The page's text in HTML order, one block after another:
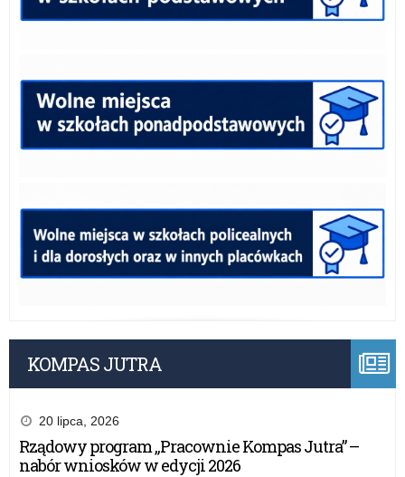
KOMPAS JUTRA
20 lipca, 2026
Rządowy program „Pracownie Kompas Jutra” –
nabór wniosków w edycji 2026